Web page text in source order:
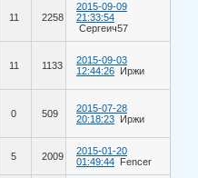
11 2258
2015-09-09
21:33:54
Сергеич57
11 1133
2015-09-03
12:44:26 Иржи
0 509
2015-07-28
20:18:23 Иржи
5 2009
2015-01-20
01:49:44 Fencer